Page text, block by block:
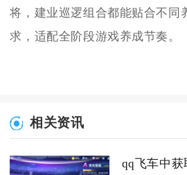
将，建业巡逻组合都能贴合不同
求，适配全阶段游戏养成节奏。
相关资讯
qq飞车中获